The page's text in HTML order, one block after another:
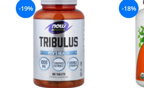
-19% -18%